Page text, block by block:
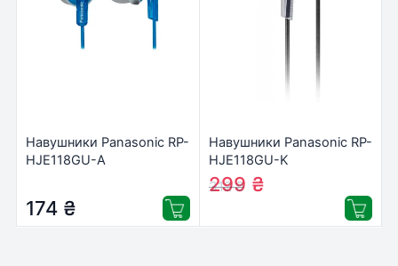
Навушники Panasonic RP-
HJE118GU-A
174 ₴
Навушники Panasonic RP-
HJE118GU-K
312₴
299 ₴